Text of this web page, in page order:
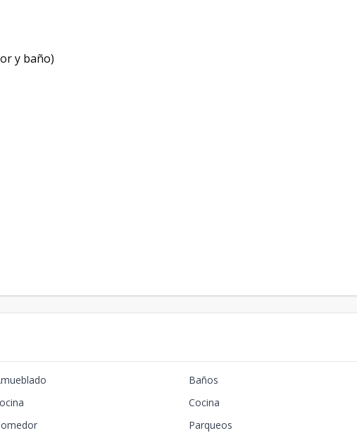
y baño)
Baños
Cocina
Parqueos